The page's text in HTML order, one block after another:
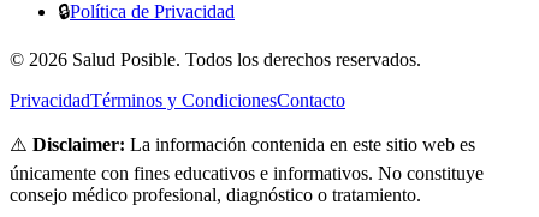
🔒Política de Privacidad
© 2026 Salud Posible. Todos los derechos reservados.
PrivacidadTérminos y CondicionesContacto
⚠️ Disclaimer: La información contenida en este sitio web es
únicamente con fines educativos e informativos. No constituye
consejo médico profesional, diagnóstico o tratamiento.